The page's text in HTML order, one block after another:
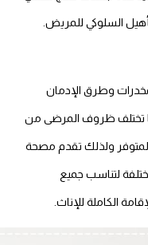
السلوكي للمريض.
وطرق الإدمان
ظروف المرضى من
ولذلك تقدم مصحة
لتناسب جميع